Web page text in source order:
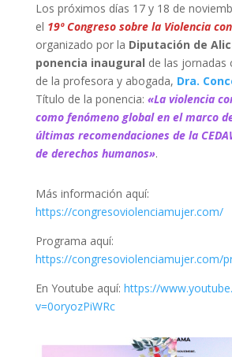
Los próximos días 17 y 18 de
el 19º Congreso sobre la Violencia
organizado por la Diputación de
ponencia inaugural de las jornadas
de la profesora y abogada, Dra.
Título de la ponencia: «La violencia
como fenómeno global en el marco
últimas recomendaciones de la
de derechos humanos».
Más información aquí:
https://congresoviolenciamujer.com/
Programa aquí:
https://congresoviolenciamujer.com/
En Youtube aquí: https://
v=0oryozPiWRc